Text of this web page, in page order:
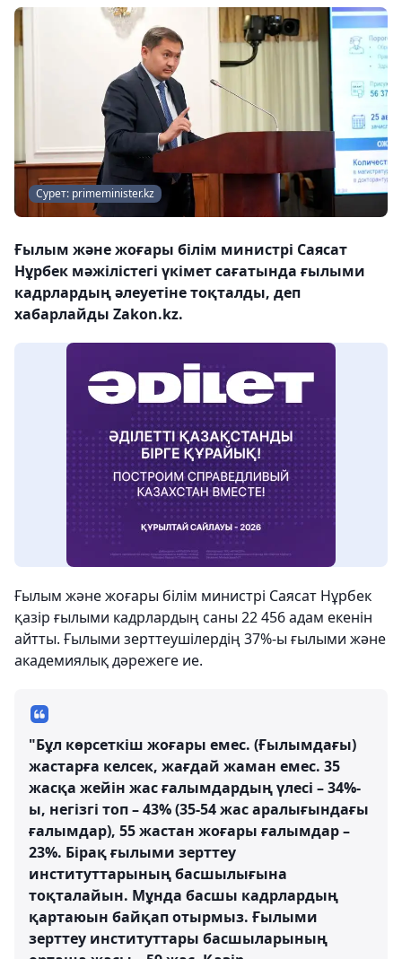
Сурет: primeminister.kz
Ғылым және жоғары білім министрі Саясат
Нұрбек мәжілістегі үкімет сағатында ғылыми
кадрлардың әлеуетіне тоқталды, деп
хабарлайды Zakon.kz.
Ғылым және жоғары білім министрі Саясат Нұрбек
қазір ғылыми кадрлардың саны 22 456 адам екенін
айтты. Ғылыми зерттеушілердің 37%-ы ғылыми және
академиялық дәрежеге ие.
"Бұл көрсеткіш жоғары емес. (Ғылымдағы)
жастарға келсек, жағдай жаман емес. 35
жасқа жейін жас ғалымдардың үлесі – 34%-
ы, негізгі топ – 43% (35-54 жас аралығындағы
ғалымдар), 55 жастан жоғары ғалымдар –
23%. Бірақ ғылыми зерттеу
институттарының басшылығына
тоқталайын. Мұнда басшы кадрлардың
қартаюын байқап отырмыз. Ғылыми
зерттеу институттары басшыларының